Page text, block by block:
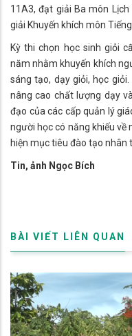
11A3, đạt giải Ba môn
giải Khuyến khích môn Tiếng
Kỳ thi chọn học sinh giỏi
năm nhằm khuyến khích
sáng tạo, dạy giỏi, học
nâng cao chất lượng dạy
đạo của các cấp quản lý
người học có năng khiếu
hiện mục tiêu đào tạo nhân
Tin, ảnh Ngọc Bích
BÀI VIẾT LIÊN QUAN